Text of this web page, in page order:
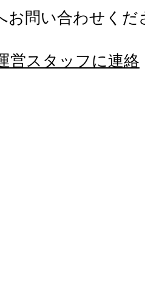
お問い合わせくだ
営スタッフに連絡